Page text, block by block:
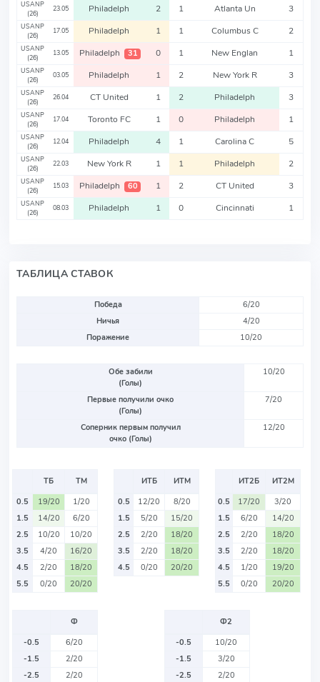
USANP
(26)
23.05 Philadelph 2 1 Atlanta Un 3
USANP
(26)
17.05 Philadelph 1 1 Columbus C 2
USANP
(26)
13.05 Philadelph 31 0 1 New Englan 1
USANP
(26)
03.05 Philadelph 1 2 New York R 3
USANP
(26)
26.04 CT United 1 2 Philadelph 3
USANP
(26)
17.04 Toronto FC 1 0 Philadelph 1
USANP
(26)
12.04 Philadelph 4 1 Carolina C 5
USANP
(26)
22.03 New York R 1 1 Philadelph 2
USANP
(26)
15.03 Philadelph 60 1 2 CT United 3
USANP
(26)
08.03 Philadelph 1 0 Cincinnati 1
ТАБЛИЦА СТАВОК
Победа
6/20
Ничья
4/20
Поражение
10/20
Обе забили
(Голы)
10/20
Первые получили очко
(Голы)
7/20
Соперник первым получил
очко (Голы)
12/20
ТБ
ТМ
0.5
19/20
1/20
1.5
14/20
6/20
2.5
10/20
10/20
3.5
4/20
16/20
4.5
2/20
18/20
5.5
0/20 20/20
ИТБ
ИТМ
0.5
12/20
8/20
1.5
5/20
15/20
2.5
2/20
18/20
3.5
2/20
18/20
4.5
0/20 20/20
ИТ2Б
ИТ2М
0.5
17/20
3/20
1.5
6/20
14/20
2.5
2/20
18/20
3.5
2/20
18/20
4.5
1/20
19/20
5.5
0/20 20/20
Ф
-0.5
6/20
-1.5
2/20
-2.5
2/20
Ф2
-0.5
10/20
-1.5
3/20
-2.5
2/20